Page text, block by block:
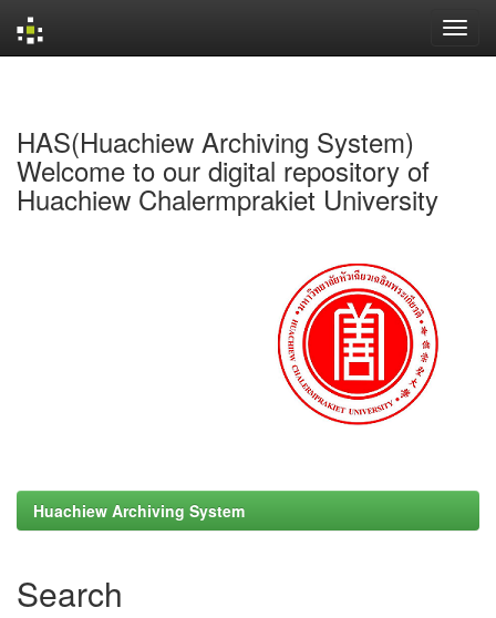
HAS(Huachiew Archiving System)
Welcome to our digital repository of
Huachiew Chalermprakiet University
Huachiew Archiving System
Search